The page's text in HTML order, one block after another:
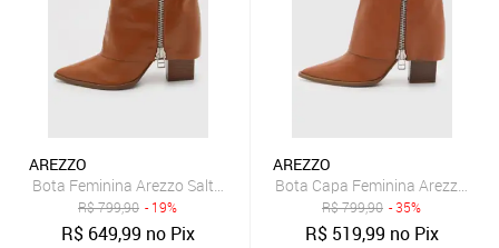
AREZZO
Bota Feminina Arezzo Salto Bloco Médio Zíper Caramelo
R$799,90 - 19%
R$ 649,99 no Pix
AREZZO
Bota Capa Feminina Arezzo
R$799,90 - 35%
R$ 519,99 no Pix